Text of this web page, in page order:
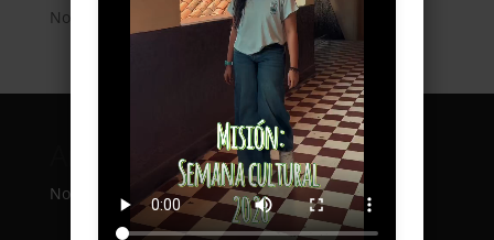
No comments to show.
No archives to show.
Categorías
No categories